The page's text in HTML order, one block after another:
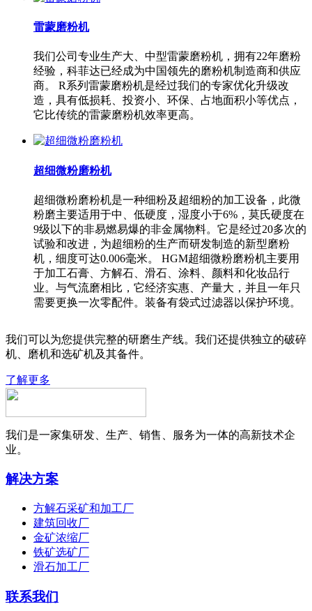
雷蒙磨粉机
我们公司专业生产大、中型雷蒙磨粉机，拥有22年磨粉
经验，科菲达已经成为中国领先的磨粉机制造商和供应
商。 R系列雷蒙磨粉机是经过我们的专家优化升级改
造，具有低损耗、投资小、环保、占地面积小等优点，
它比传统的雷蒙磨粉机效率更高。
超细微粉磨粉机
超细微粉磨粉机是一种细粉及超细粉的加工设备，此微
粉磨主要适用于中、低硬度，湿度小于6%，莫氏硬度在
9级以下的非易燃易爆的非金属物料。它是经过20多次的
试验和改进，为超细粉的生产而研发制造的新型磨粉
机，细度可达0.006毫米。 HGM超细微粉磨粉机主要用
于加工石膏、方解石、滑石、涂料、颜料和化妆品行
业。与气流磨相比，它经济实惠、产量大，并且一年只
需要更换一次零配件。装备有袋式过滤器以保护环境。
我们可以为您提供完整的研磨生产线。我们还提供独立的破碎
机、磨机和选矿机及其备件。
了解更多
我们是一家集研发、生产、销售、服务为一体的高新技术企
业。
解决方案
方解石采矿和加工厂
建筑回收厂
金矿浓缩厂
铁矿选矿厂
滑石加工厂
联系我们